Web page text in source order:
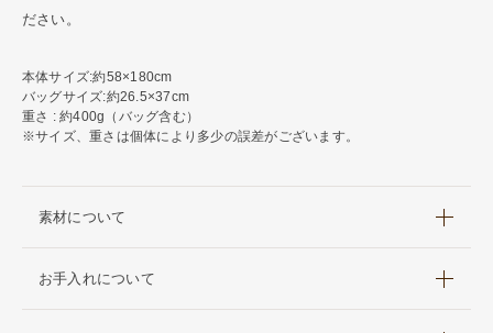
ださい。
本体サイズ:約58×180cm
バッグサイズ:約26.5×37cm
重さ : 約400g（バッグ含む）
※サイズ、重さは個体により多少の誤差がございます。
素材について
お手入れについて